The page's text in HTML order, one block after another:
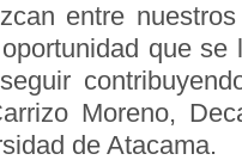
entre
que se
Moreno,
de Atacama.